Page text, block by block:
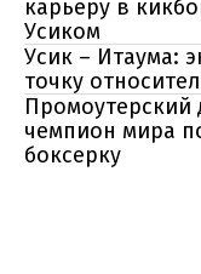
карьеру в
Усиком
Усик – Итаума:
точку
чемпион мира
боксерку